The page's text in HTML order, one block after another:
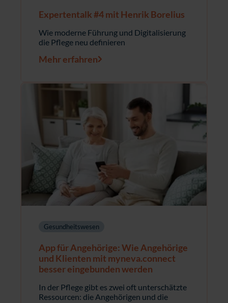
Expertentalk #4 mit Henrik Borelius
Wie moderne Führung und Digitalisierung
die Pflege neu definieren
Mehr erfahren
Gesundheitswesen
App für Angehörige: Wie Angehörige
und Klienten mit myneva.connect
besser eingebunden werden
In der Pflege gibt es zwei oft unterschätzte
Ressourcen: die Angehörigen und die